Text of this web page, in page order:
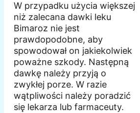
W przypadku użycia większej
niż zalecana dawki leku
Bimaroz nie jest
prawdopodobne, aby
spowodował on jakiekolwiek
poważne szkody. Następną
dawkę należy przyją o
zwykłej porze. W razie
wątpliwości należy poradzić
się lekarza lub farmaceuty.